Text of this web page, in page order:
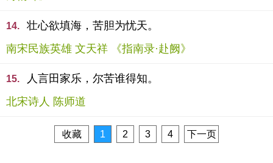
14.
壮心欲填海，苦胆为忧天。
南宋民族英雄 文天祥 《指南录·赴阙》
15.
人言田家乐，尔苦谁得知。
北宋诗人 陈师道
收藏 1 2 3 4 下一页